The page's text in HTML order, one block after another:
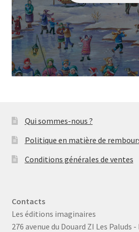
Qui sommes-nous ?
Politique en matière de
Conditions générales de ventes
Contacts
Les éditions imaginaires
276 avenue du Douard ZI Les Paluds -